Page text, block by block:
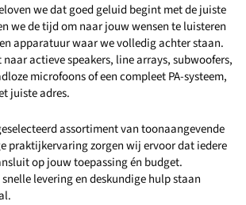
we dat goed geluid begint met de juiste
we de tijd om naar jouw wensen te luisteren
apparatuur waar we volledig achter staan.
naar actieve speakers, line arrays, subwoofers,
microfoons of een compleet PA-systeem,
juiste adres.
assortiment van toonaangevende
praktijkervaring zorgen wij ervoor dat iedere
op jouw toepassing én budget.
levering en deskundige hulp staan